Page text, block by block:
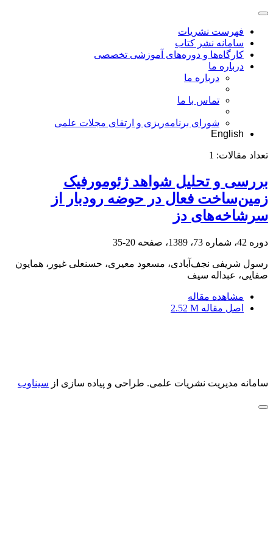
فهرست نشریات
سامانه نشر کتاب
کارگاه‌ها و دوره‌های آموزشی تخصصی
درباره ما
درباره ما
تماس با ما
شورای برنامه‌ریزی و ارتقای مجلات علمی
English
تعداد مقالات: 1
بررسی و تحلیل شواهد ژئومورفیک
زمین‌ساخت فعال در حوضه رودبار از
سرشاخه‌های دز
دوره 42، شماره 73، 1389، صفحه 20-35
رسول شریفی نجف‌آبادی، مسعود معیری، حسنعلی غیور، همایون
صفایی، عبداله سیف
مشاهده مقاله
اصل مقاله 2.52 M
سامانه مدیریت نشریات علمی. طراحی و پیاده سازی از سیناوب